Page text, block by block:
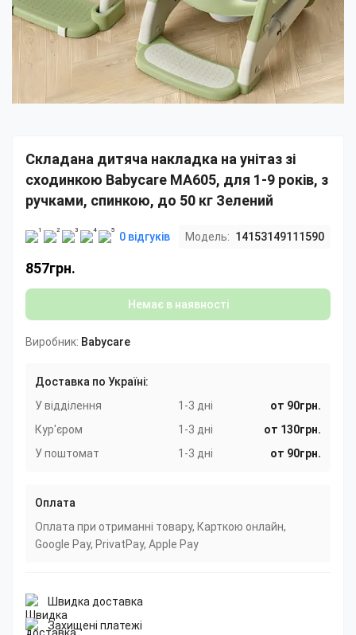
Складана дитяча накладка на унітаз зі
сходинкою Babycare MA605, для 1-9 років, з
ручками, спинкою, до 50 кг Зелений
0 відгуків Модель: 14153149111590
857грн.
Немає в наявності
Виробник: Babycare
Доставка по Україні:
У відділення
1-3 дні
от 90грн.
Кур'єром
1-3 дні
от 130грн.
У поштомат
1-3 дні от 90грн.
Оплата
Оплата при отриманні товару, Карткою онлайн,
Google Pay, PrivatPay, Apple Pay
Швидка доставка
Захищені платежі